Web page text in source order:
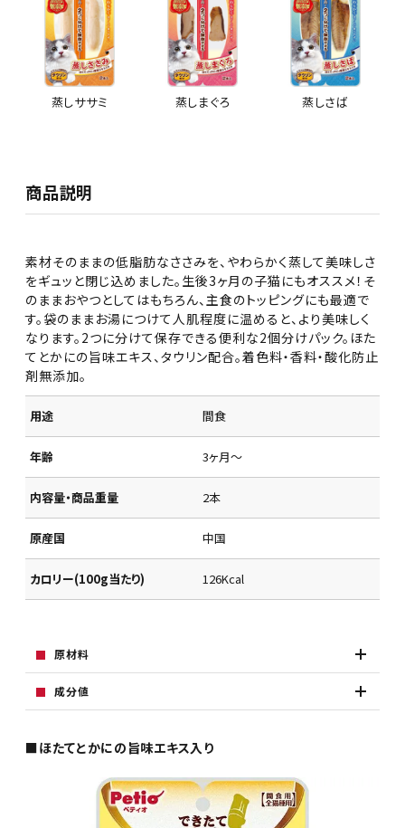
蒸しササミ 蒸しまぐろ 蒸しさば
商品説明
素材そのままの低脂肪なささみを、やわらかく蒸して美味しさ
をギュッと閉じ込めました。生後3ヶ月の子猫にもオススメ！そ
のままおやつとしてはもちろん、主食のトッピングにも最適で
す。袋のままお湯につけて人肌程度に温めると、より美味しく
なります。2つに分けて保存できる便利な2個分けパック。ほた
てとかにの旨味エキス、タウリン配合。着色料・香料・酸化防止
剤無添加。
用途 間食
年齢 3ヶ月～
内容量・商品重量 2本
原産国 中国
カロリー(100g当たり) 126Kcal
原材料
成分値
■ほたてとかにの旨味エキス入り